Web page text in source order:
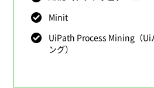
Minit
UiPath Process Mining（Ui
ング）